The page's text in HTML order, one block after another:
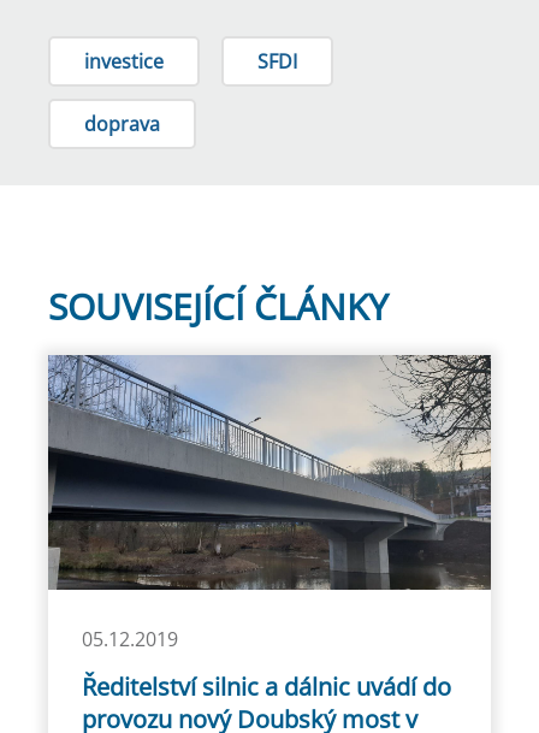
investice SFDI
doprava
SOUVISEJÍCÍ ČLÁNKY
05.12.2019
Ředitelství silnic a dálnic uvádí do
provozu nový Doubský most v